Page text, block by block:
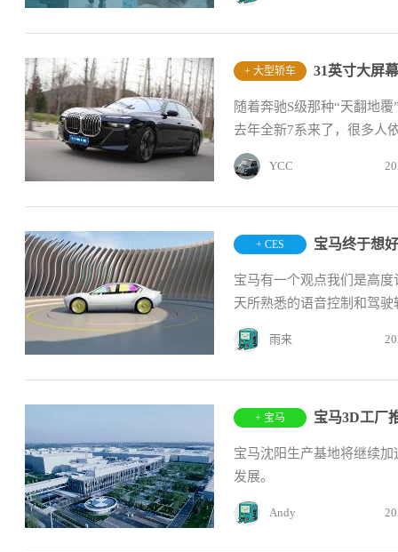
+ 大型轿车
随着奔驰S级那种“天翻地
去年全新7系来了，很多人
YCC
+ CES
宝马有一个观点我们是高
天所熟悉的语音控制和驾
雨来
+ 宝马 宝马3D工厂
宝马沈阳生产基地将继续
发展。
Andy